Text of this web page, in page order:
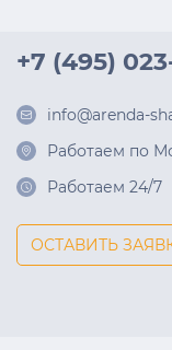
+7 (495)
info@arenda-
Работаем по
Работаем 24/7
ОСТАВИТЬ